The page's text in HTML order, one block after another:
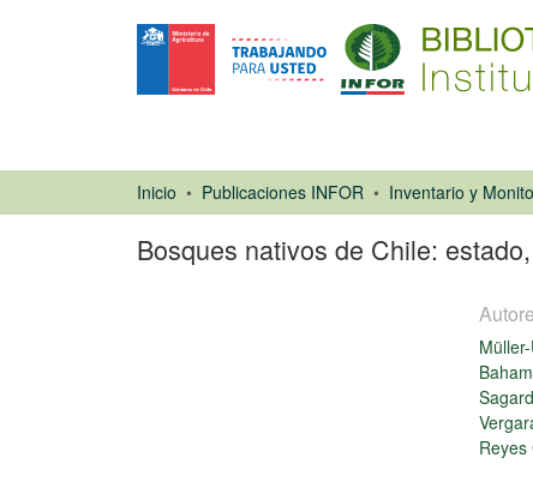
Inicio Publicaciones INFOR
Bosques nativos de Chile: